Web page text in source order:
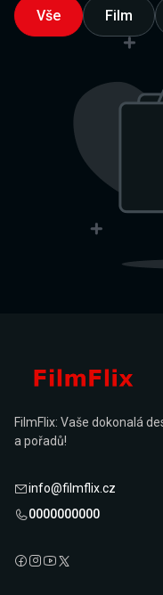
Vše Film
FilmFlix: Vaše dokonalá
a pořadů!
info@filmflix.cz
0000000000